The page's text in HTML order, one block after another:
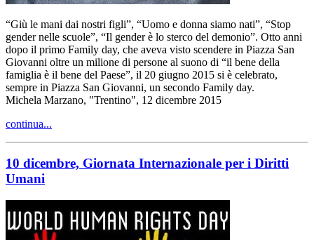
“Giù le mani dai nostri figli”, “Uomo e donna siamo nati”, “Stop
gender nelle scuole”, “Il gender è lo sterco del demonio”. Otto anni
dopo il primo Family day, che aveva visto scendere in Piazza San
Giovanni oltre un milione di persone al suono di “il bene della
famiglia è il bene del Paese”, il 20 giugno 2015 si è celebrato,
sempre in Piazza San Giovanni, un secondo Family day.
Michela Marzano, "Trentino", 12 dicembre 2015
continua...
10 dicembre, Giornata Internazionale per i Diritti
Umani